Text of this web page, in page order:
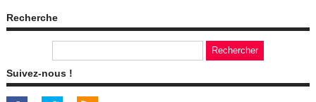
Recherche
Suivez-nous !